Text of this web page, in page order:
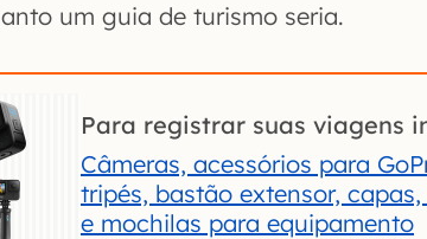
um guia de turismo seria.
Para registrar suas viagens
Câmeras, acessórios para
tripés, bastão extensor, capas,
e mochilas para equipamento